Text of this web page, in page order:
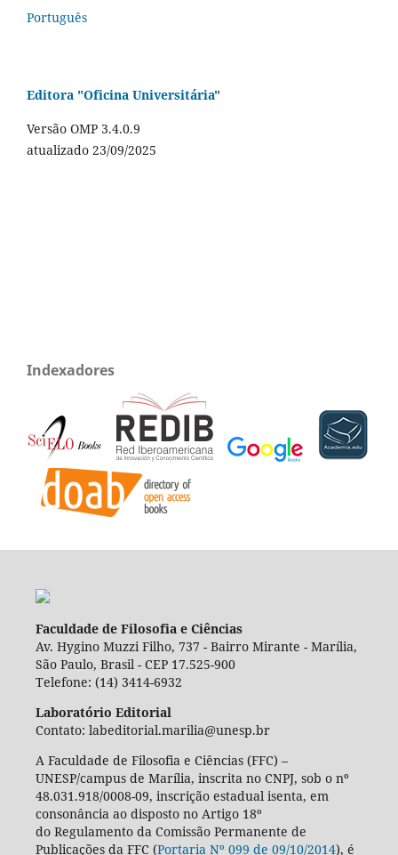
Português
Editora "Oficina Universitária"
Versão OMP 3.4.0.9
atualizado 23/09/2025
Indexadores
Faculdade de Filosofia e Ciências
Av. Hygino Muzzi Filho, 737 - Bairro Mirante - Marília,
São Paulo, Brasil - CEP 17.525-900
Telefone: (14) 3414-6932
Laboratório Editorial
Contato: labeditorial.marilia@unesp.br
A Faculdade de Filosofia e Ciências (FFC) –
UNESP/campus de Marília, inscrita no CNPJ, sob o nº
48.031.918/0008-09, inscrição estadual isenta, em
consonância ao disposto no Artigo 18º
do Regulamento da Comissão Permanente de
Publicações da FFC (Portaria Nº 099 de 09/10/2014), é